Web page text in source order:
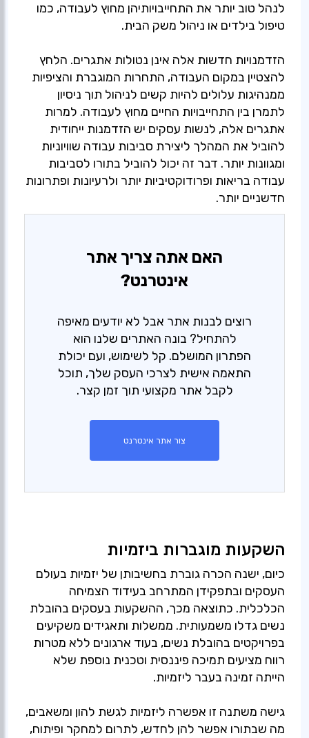
לנהל טוב יותר את התחייבויותיהן מחוץ לעבודה, כמו
הזדמנויות חדשות אלה אינן נטולות אתגרים. הלחץ
להצטיין במקום העבודה, התחרות המוגברת והציפיות
ממנהיגות עלולים להיות קשים לניהול תוך ניסיון
לתמרן בין התחייבויות החיים מחוץ לעבודה. למרות
אתגרים אלה, לנשות עסקים יש הזדמנות ייחודית
להוביל את המהלך ליצירת סביבות עבודה שוויוניות
ומגוונות יותר. דבר זה יכול להוביל בתורו לסביבות
עבודה בריאות ופרודוקטיביות יותר ולרעיונות ופתרונות
חדשניים יותר.
האם אתה צריך אתר
אינטרנט?
רוצים לבנות אתר אבל לא יודעים מאיפה
להתחיל? בונה האתרים שלנו הוא
הפתרון המושלם. קל לשימוש, ועם יכולת
התאמה אישית לצרכי העסק שלך, תוכל
לקבל אתר מקצועי תוך זמן קצר.
צור אתר אינטרנט
השקעות מוגברות ביזמיות
כיום, ישנה הכרה גוברת בחשיבותן של יזמיות בעולם
העסקים ובתפקידן המתרחב בעידוד הצמיחה
הכלכלית. כתוצאה מכך, ההשקעות בעסקים בהובלת
נשים גדלו משמעותית. ממשלות ותאגידים משקיעים
בפרויקטים בהובלת נשים, בעוד ארגונים ללא מטרות
רווח מציעים תמיכה פיננסית וטכנית נוספת שלא
גישה משתנה זו אפשרה ליזמיות לגשת להון ומשאבים,
מה שבתורו אפשר להן לחדש, לתרום למחקר ופיתוח,